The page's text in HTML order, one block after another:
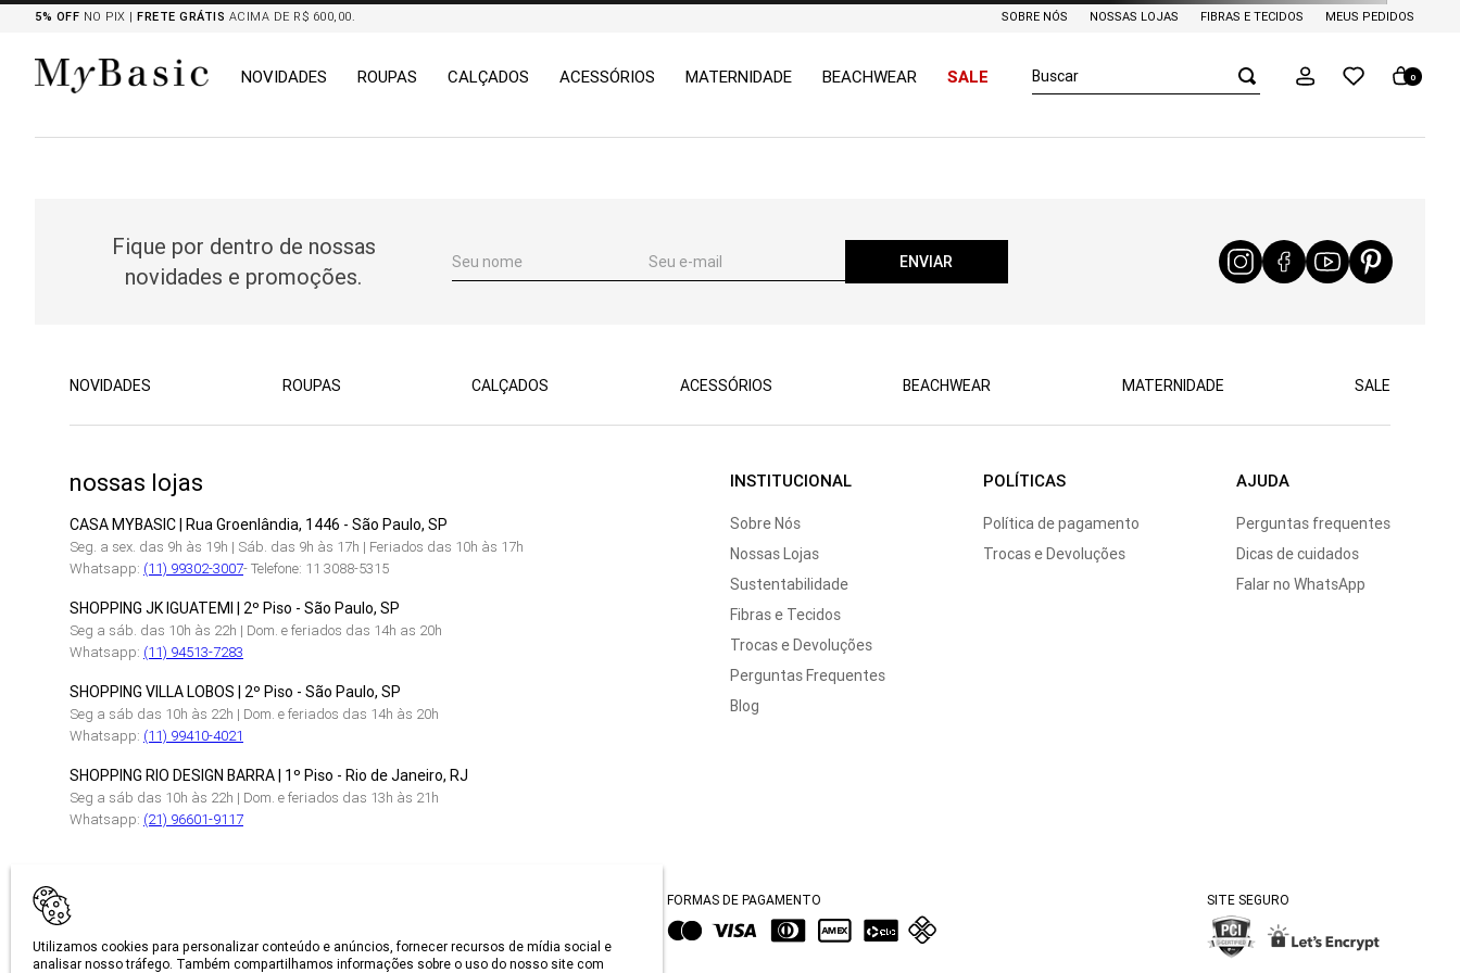
5% OFF NO PIX | FRETE GRÁTIS ACIMA DE R$ 600,00. SOBRE NÓS NOSSAS LOJAS FIBRAS E TECIDOS MEUS PEDIDOS
NOVIDADES ROUPAS CALÇADOS ACESSÓRIOS MATERNIDADE BEACHWEAR SALE Buscar
camisa
0
Utilizamos cookies para personalizar conteúdo e anúncios, fornecer recursos de mídia social e
analisar nosso tráfego. Também compartilhamos informações sobre o uso do nosso site com
Fique por dentro de nossas
novidades e promoções.
ENVIAR
NOVIDADES ROUPAS CALÇADOS ACESSÓRIOS BEACHWEAR MATERNIDADE SALE
nossas lojas
CASA MYBASIC | Rua Groenlândia, 1446 - São Paulo, SP
Seg. a sex. das 9h às 19h | Sáb. das 9h às 17h | Feriados das 10h às 17h
Whatsapp: (11) 99302-3007- Telefone: 11 3088-5315
SHOPPING JK IGUATEMI | 2º Piso - São Paulo, SP
Seg a sáb. das 10h às 22h | Dom. e feriados das 14h as 20h
Whatsapp: (11) 94513-7283
SHOPPING VILLA LOBOS | 2º Piso - São Paulo, SP
Seg a sáb das 10h às 22h | Dom. e feriados das 14h às 20h
Whatsapp: (11) 99410-4021
SHOPPING RIO DESIGN BARRA | 1º Piso - Rio de Janeiro, RJ
Seg a sáb das 10h às 22h | Dom. e feriados das 13h às 21h
Whatsapp: (21) 96601-9117
INSTITUCIONAL
Sobre Nós
Nossas Lojas
Sustentabilidade
Fibras e Tecidos
Trocas e Devoluções
Perguntas Frequentes
Blog
POLÍTICAS
Política de pagamento
Trocas e Devoluções
AJUDA
Perguntas frequentes
Dicas de cuidados
Falar no WhatsApp
FORMAS DE PAGAMENTO SITE SEGURO